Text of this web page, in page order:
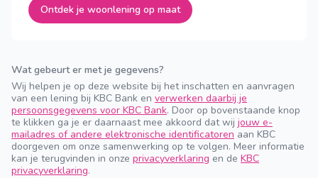
Ontdek je woonlening op maat
Wat gebeurt er met je gegevens?
Wij helpen je op deze website bij het inschatten en aanvragen
van een lening bij KBC Bank en verwerken daarbij je
persoonsgegevens voor KBC Bank. Door op bovenstaande knop
te klikken ga je er daarnaast mee akkoord dat wij jouw e-
mailadres of andere elektronische identificatoren aan KBC
doorgeven om onze samenwerking op te volgen. Meer informatie
kan je terugvinden in onze privacyverklaring en de KBC
privacyverklaring.